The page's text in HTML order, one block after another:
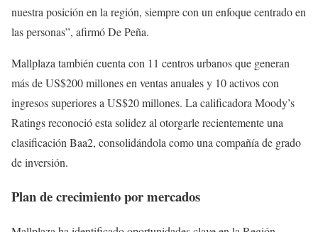
nuestra posición en la región, siempre con un enfoque centrado en
las personas”, afirmó De Peña.
Mallplaza también cuenta con 11 centros urbanos que generan
más de US$200 millones en ventas anuales y 10 activos con
ingresos superiores a US$20 millones. La calificadora Moody’s
Ratings reconoció esta solidez al otorgarle recientemente una
clasificación Baa2, consolidándola como una compañía de grado
de inversión.
Plan de crecimiento por mercados